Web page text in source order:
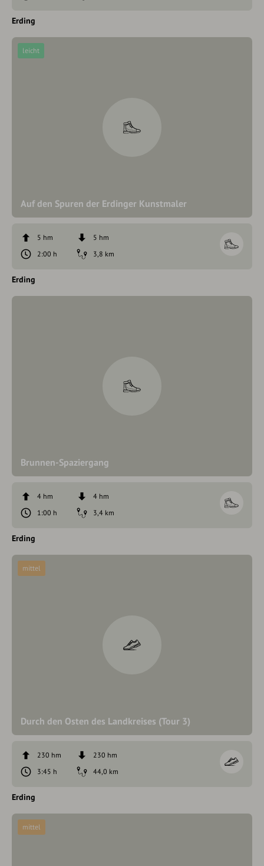
Erding
Auf den Spuren der Erdinger Kunstmaler
leicht
5 hm
5 hm
2:00 h
3,8 km
Erding
Brunnen-Spaziergang
4 hm
4 hm
1:00 h
3,4 km
Erding
Durch den Osten des Landkreises (Tour 3)
mittel
230 hm
230 hm
3:45 h
44,0 km
Erding
mittel